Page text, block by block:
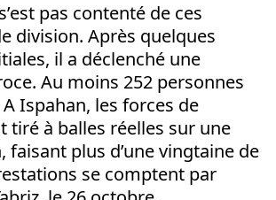
pas contenté de ces
division. Après quelques
il a déclenché une
Au moins 252 personnes
Ispahan, les forces de
tiré à balles réelles sur une
faisant plus d’une vingtaine de
se comptent par